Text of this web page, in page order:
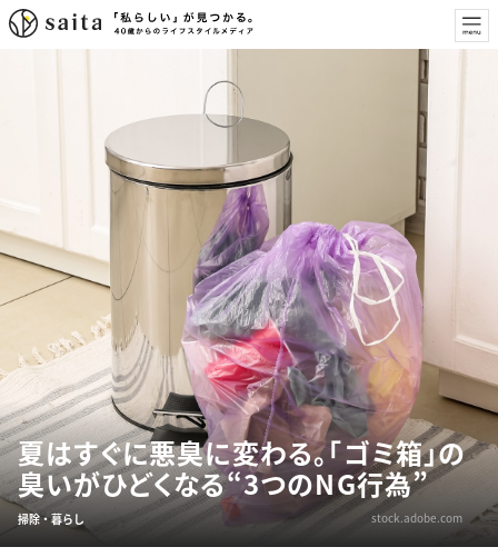
夏はすぐに悪臭に変わる。「ゴミ箱」の
臭いがひどくなる“3つのNG行為”
掃除・暮らし stock.adobe.com